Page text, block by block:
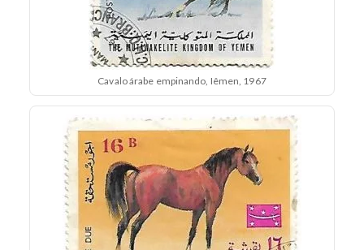
Cavalo árabe empinando, Iêmen, 1967